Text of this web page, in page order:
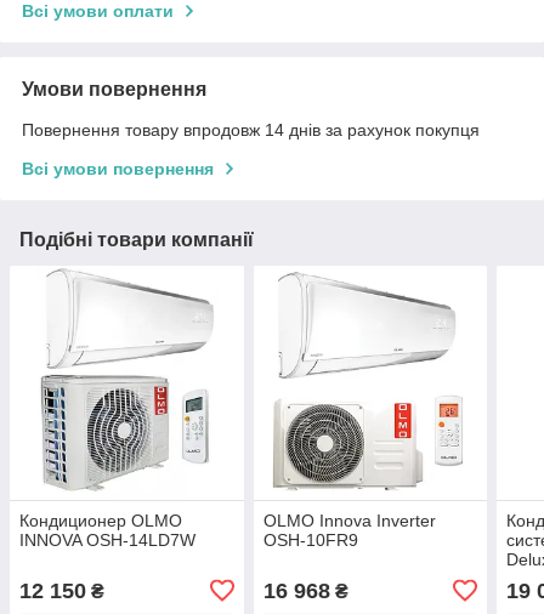
Всі умови оплати
Умови повернення
Повернення товару впродовж 14 днів за рахунок покупця
Всі умови повернення
Подібні товари компанії
Кондиционер OLMO
INNOVA OSH-14LD7W
12 150 ₴
OLMO Innova Inverter
OSH-10FR9
16 968₴ 19